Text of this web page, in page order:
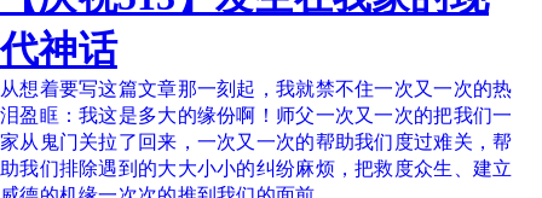
代神话
从想着要写这篇文章那一刻起，我就禁不住一次又一次的热
泪盈眶：我这是多大的缘份啊！师父一次又一次的把我们一
家从鬼门关拉了回来，一次又一次的帮助我们度过难关，帮
助我们排除遇到的大大小小的纠纷麻烦，把救度众生、建立